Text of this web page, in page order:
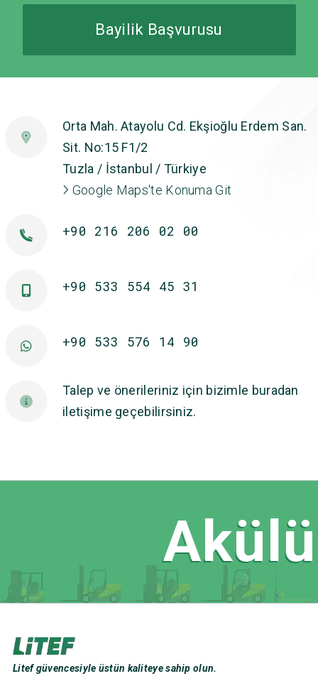
Bayilik Başvurusu
Orta Mah. Atayolu Cd. Ekşioğlu Erdem San.
Sit. No:15 F1/2
Tuzla / İstanbul / Türkiye
Google Maps'te Konuma Git
+90 216 206 02 00
+90 533 554 45 31
+90 533 576 14 90
Talep ve önerileriniz için bizimle buradan
iletişime geçebilirsiniz.
Litef güvencesiyle üstün kaliteye sahip olun.